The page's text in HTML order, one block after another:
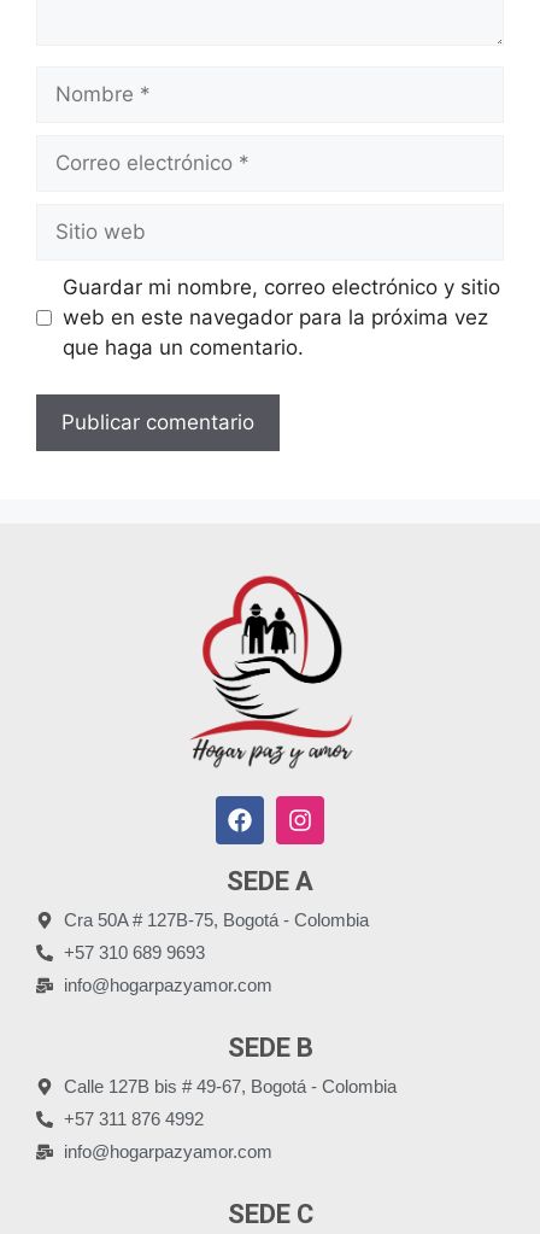
Guardar mi nombre, correo electrónico y sitio
web en este navegador para la próxima vez
que haga un comentario.
SEDE A
Cra 50A # 127B-75, Bogotá - Colombia
+57 310 689 9693
info@hogarpazyamor.com
SEDE B
Calle 127B bis # 49-67, Bogotá - Colombia
+57 311 876 4992
info@hogarpazyamor.com
SEDE C